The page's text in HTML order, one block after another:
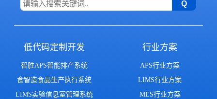
低代码定制开发
智胜APS智能排产系统
食智造食品生产执行系统
LIMS实验信息室管理系统
行业方案
APS行业方案
LIMS行业方案
MES行业方案